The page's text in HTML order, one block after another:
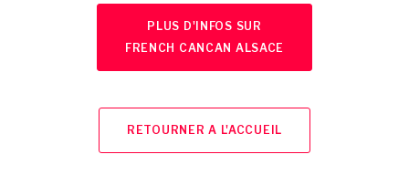
PLUS D'INFOS SUR
FRENCH CANCAN ALSACE
RETOURNER A L'ACCUEIL